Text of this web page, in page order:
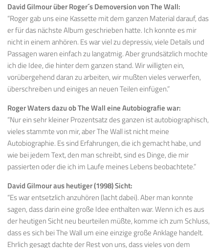
David Gilmour über Roger´s Demoversion von The Wall:
“Roger gab uns eine Kassette mit dem ganzen Material darauf, das
er für das nächste Album geschrieben hatte. Ich konnte es mir
nicht in einem anhören. Es war viel zu depressiv, viele Details und
Passagen waren einfach zu langatmig. Aber grundsätzlich mochte
ich die Idee, die hinter dem ganzen stand. Wir willigten ein,
vorübergehend daran zu arbeiten, wir mußten vieles verwerfen,
überschreiben und einiges an neuen Teilen einfügen.”
Roger Waters dazu ob The Wall eine Autobiografie war:
“Nur ein sehr kleiner Prozentsatz des ganzen ist autobiographisch,
vieles stammte von mir, aber The Wall ist nicht meine
Autobiographie. Es sind Erfahrungen, die ich gemacht habe, und
wie bei jedem Text, den man schreibt, sind es Dinge, die mir
passierten oder die ich im Laufe meines Lebens beobachtete.”
David Gilmour aus heutiger (1998) Sicht:
“Es war entsetzlich anzuhören (lacht dabei). Aber man konnte
sagen, dass darin eine große Idee enthalten war. Wenn ich es aus
der heutigen Sicht neu beurteilen müßte, komme ich zum Schluss,
dass es sich bei The Wall um eine einzige große Anklage handelt.
Ehrlich gesagt dachte der Rest von uns, dass vieles von dem